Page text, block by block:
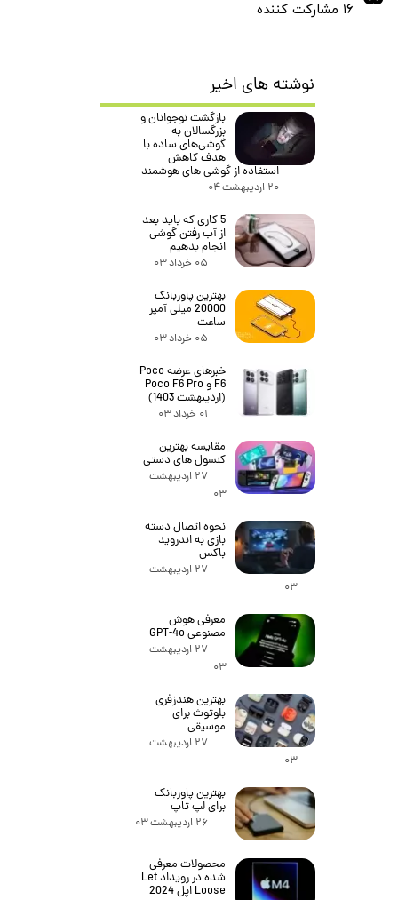
۱۶ مشارکت کننده
نوشته های اخیر
بازگشت نوجوانان و
بزرگسالان به
گوشی‌های ساده با
هدف کاهش
استفاده از گوشی های هوشمند
۲۰ اردیبهشت ۰۴
5 کاری که باید بعد
از آب رفتن گوشی
انجام بدهیم
۰۵ خرداد ۰۳
بهترین پاوربانک
20000 میلی آمپر
ساعت
۰۵ خرداد ۰۳
خبرهای عرضه Poco
F6 و Poco F6 Pro
(اردیبهشت 1403)
۰۱ خرداد ۰۳
مقایسه بهترین
کنسول های دستی
۲۷ اردیبهشت
۰۳
نحوه اتصال دسته
بازی به اندروید
باکس
۲۷ اردیبهشت
۰۳
معرفی هوش
مصنوعی GPT-4o
۲۷ اردیبهشت
۰۳
بهترین هندزفری
بلوتوث برای
موسیقی
۲۷ اردیبهشت
۰۳
بهترین پاوربانک
برای لپ تاپ
۲۶ اردیبهشت ۰۳
محصولات معرفی
شده در رویداد Let
Loose اپل 2024